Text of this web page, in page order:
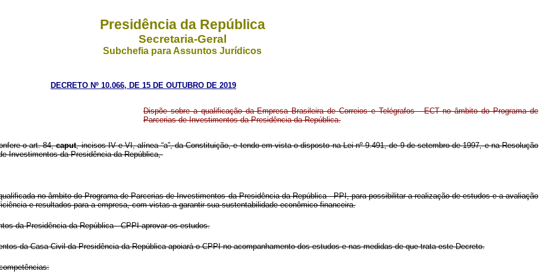
Presidência da República
Secretaria-Geral
Subchefia para Assuntos Jurídicos
DECRETO Nº 10.066, DE 15 DE OUTUBRO DE 2019
Dispõe sobre a qualificação da Empresa Brasileira de Correios e Telégrafos - ECT no âmbito do Programa de
Parcerias de Investimentos da Presidência da República.
o art. 84,caput, incisos IV e VI, alínea “a”, da Constituição, e tendo em vista o disposto na Lei nº 9.491, de 9 de setembro de 1997, e na Resolução
Investimentos da Presidência da República,
no âmbito do Programa de Parcerias de Investimentos da Presidência da República - PPI, para possibilitar a realização de estudos e a avaliação
e resultados para a empresa, com vistas a garantir sua sustentabilidade econômico-financeira.
da Presidência da República - CPPI aprovar os estudos.
da Casa Civil da Presidência da República apoiará o CPPI no acompanhamento dos estudos e nas medidas de que trata este Decreto.